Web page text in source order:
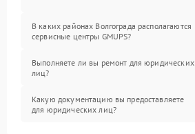
В каких районах Волгограда располагаются
сервисные центры GMUPS?
Выполняете ли вы ремонт для юридических
лиц?
Какую документацию вы предоставляете
для юридических лиц?